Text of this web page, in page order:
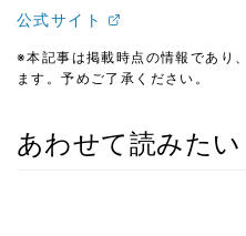
公式サイト
※本記事は掲載時点の情報であり
ます。予めご了承ください。
あわせて読みたい